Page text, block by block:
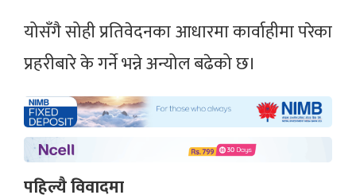
योसँगै सोही प्रतिवेदनका आधारमा कार्वाहीमा परेका
प्रहरीबारे के गर्ने भन्ने अन्योल बढेको छ।
पहिल्यै विवादमा